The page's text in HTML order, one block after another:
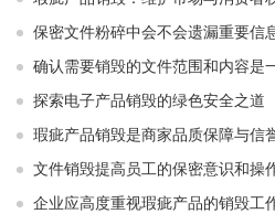
保密文件粉碎中会不会遗漏重要信
确认需要销毁的文件范围和内容是
探索电子产品销毁的绿色安全之道
瑕疵产品销毁是商家品质保障与信
文件销毁提高员工的保密意识和操
企业应高度重视瑕疵产品的销毁工